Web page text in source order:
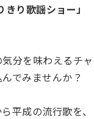
り歌謡ショー」
分を味わえるチ
でみませんか？
平成の流行歌を、